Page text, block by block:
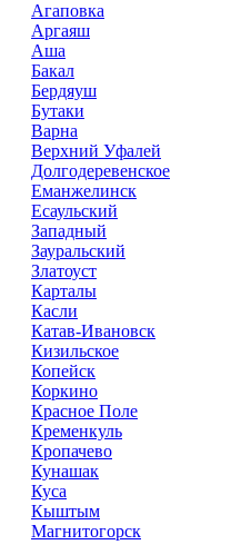
Агаповка
Аргаяш
Аша
Бакал
Бердяуш
Бутаки
Варна
Верхний Уфалей
Долгодеревенское
Еманжелинск
Есаульский
Западный
Зауральский
Златоуст
Карталы
Касли
Катав-Ивановск
Кизильское
Копейск
Коркино
Красное Поле
Кременкуль
Кропачево
Кунашак
Куса
Кыштым
Магнитогорск